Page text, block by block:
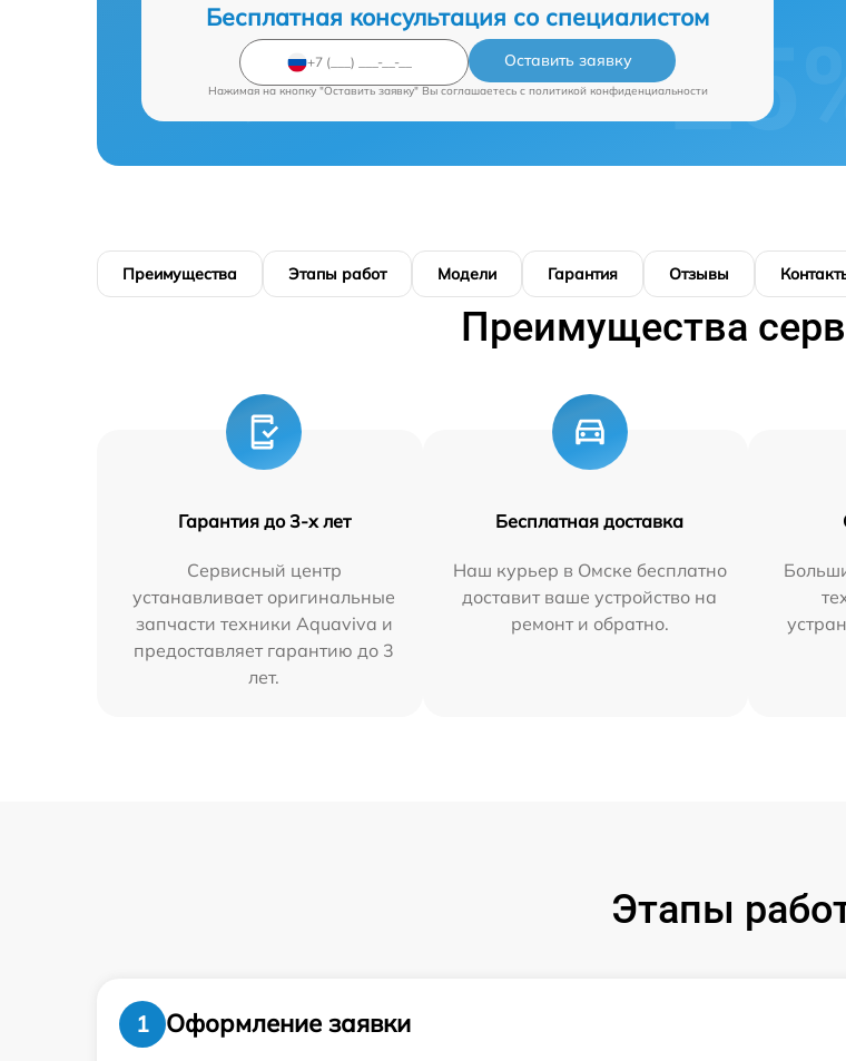
Бесплатная консультация со специалистом
Оставить заявку
Нажимая на кнопку "Оставить заявку" Вы соглашаетесь c политикой конфиденциальности
Преимущества Этапы работ Модели Гарантия Отзывы
Преимущества
Гарантия до 3-х лет
Сервисный центр
устанавливает оригинальные
запчасти техники Aquaviva и
предоставляет гарантию до 3
лет.
Бесплатная доставка
Наш курьер в Омске бесплатно
доставит ваше устройство на
ремонт и обратно.
Этапы
1
Оформление заявки